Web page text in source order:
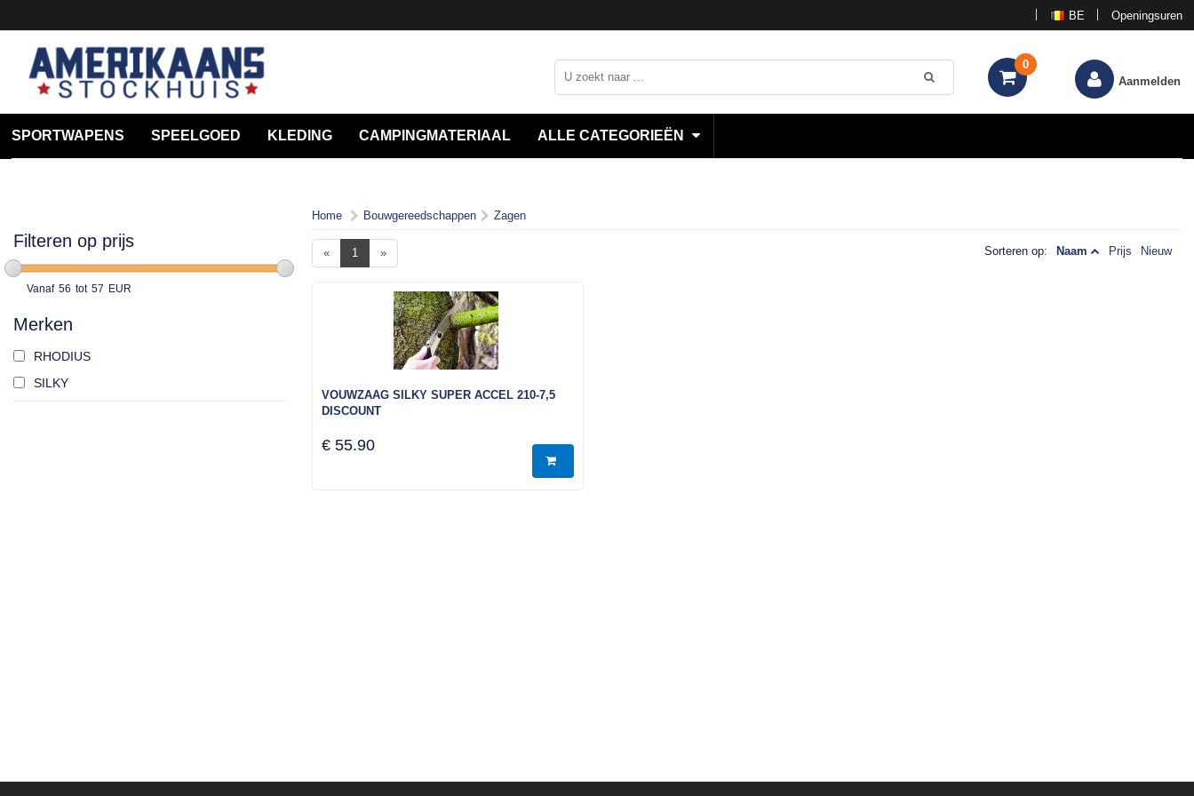
Openingsuren
BE
0
Aanmelden
SPORTWAPENS SPEELGOED KLEDING CAMPINGMATERIAAL ALLE CATEGORIEËN
Filteren op prijs
Vanaf 56 tot 57 EUR
Merken
RHODIUS
SILKY
Home Bouwgereedschappen Zagen
« 1 » Sorteren op: Naam Prijs Nieuw
VOUWZAAG SILKY SUPER ACCEL 210-7,5
DISCOUNT
€ 55.90